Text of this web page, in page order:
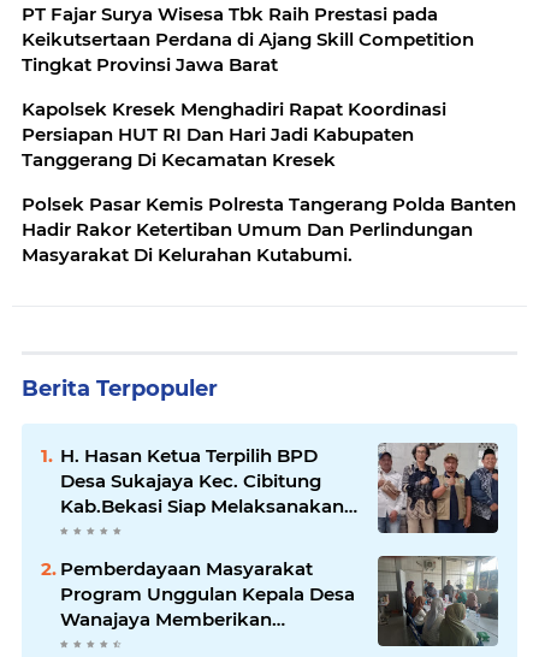
PT Fajar Surya Wisesa Tbk Raih Prestasi pada
Keikutsertaan Perdana di Ajang Skill Competition
Tingkat Provinsi Jawa Barat
Kapolsek Kresek Menghadiri Rapat Koordinasi
Persiapan HUT RI Dan Hari Jadi Kabupaten
Tanggerang Di Kecamatan Kresek
Polsek Pasar Kemis Polresta Tangerang Polda Banten
Hadir Rakor Ketertiban Umum Dan Perlindungan
Masyarakat Di Kelurahan Kutabumi.
Berita Terpopuler
H. Hasan Ketua Terpilih BPD
Desa Sukajaya Kec. Cibitung
Kab.Bekasi Siap Melaksanakan
Aspirasi Masyarakat
Pemberdayaan Masyarakat
Program Unggulan Kepala Desa
Wanajaya Memberikan
pelatihan Ketrampilan Untuk